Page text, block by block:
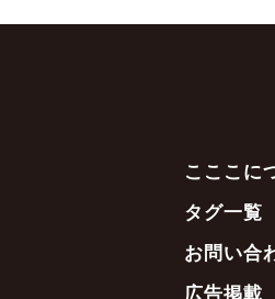
こここに
タグ一覧
お問い合
広告掲載